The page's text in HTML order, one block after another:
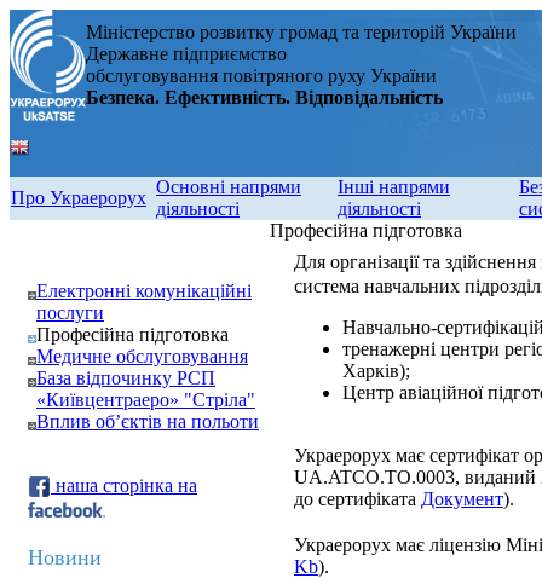
Міністерство розвитку громад та територій України
Державне підприємство
обслуговування повітряного руху України
Безпека. Ефективність. Відповідальність
Про Украерорух
Основні напрями
діяльності
Інші напрями
діяльності
Електронні комунікаційні
послуги
Професійна підготовка
Медичне обслуговування
База відпочинку РСП
«Київцентраеро» "Стріла"
Вплив об’єктів на польоти
наша сторінка на
Новини
Професійна підготовка
Для організації та
система навчальних
Навчально-
тренажерні центри
Харків);
Центр авіаційної
Украерорух має сертифікат
UA.ATCO.TO.0003, виданий
до сертифіката Документ).
Украерорух має ліцензію
Kb).